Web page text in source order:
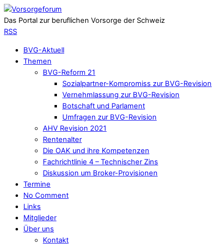
Das Portal zur beruflichen Vorsorge der Schweiz
RSS
BVG-Aktuell
Themen
BVG-Reform 21
Sozialpartner-Kompromiss zur BVG-Revision
Vernehmlassung zur BVG-Revision
Botschaft und Parlament
Umfragen zur BVG-Revision
AHV Revision 2021
Rentenalter
Die OAK und ihre Kompetenzen
Fachrichtlinie 4 – Technischer Zins
Diskussion um Broker-Provisionen
Termine
No Comment
Links
Mitglieder
Über uns
Kontakt